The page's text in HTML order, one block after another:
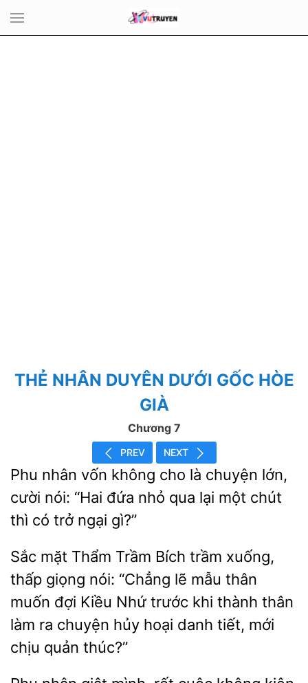
THẺ NHÂN DUYÊN DƯỚI GỐC HÒE
GIÀ
Chương 7
PREV NEXT
Phu nhân vốn không cho là chuyện lớn,
cười
“Hai đứa nhỏ qua lại một chút
có trở ngại
Sắc mặt
Trầm Bích trầm xuống,
thấp giọng nói: “Chẳng lẽ
thân
muốn đợi Kiều Nhứ trước
thành thân
làm ra chuyện hủy hoại danh tiết, mới
chịu quản thúc?”